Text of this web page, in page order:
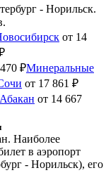
- Норильск.
от 14
₽Минеральные
от 17 861 ₽
Абакан от 14 667
Наиболее
в аэропорт
- Норильск), его